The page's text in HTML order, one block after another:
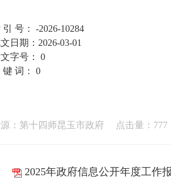
引 号： -2026-10284
日期： 2026-03-01
字号：
0
键 词：
0
：第十四师昆玉市政府 点击量： 777
2025年政府信息公开年度工作